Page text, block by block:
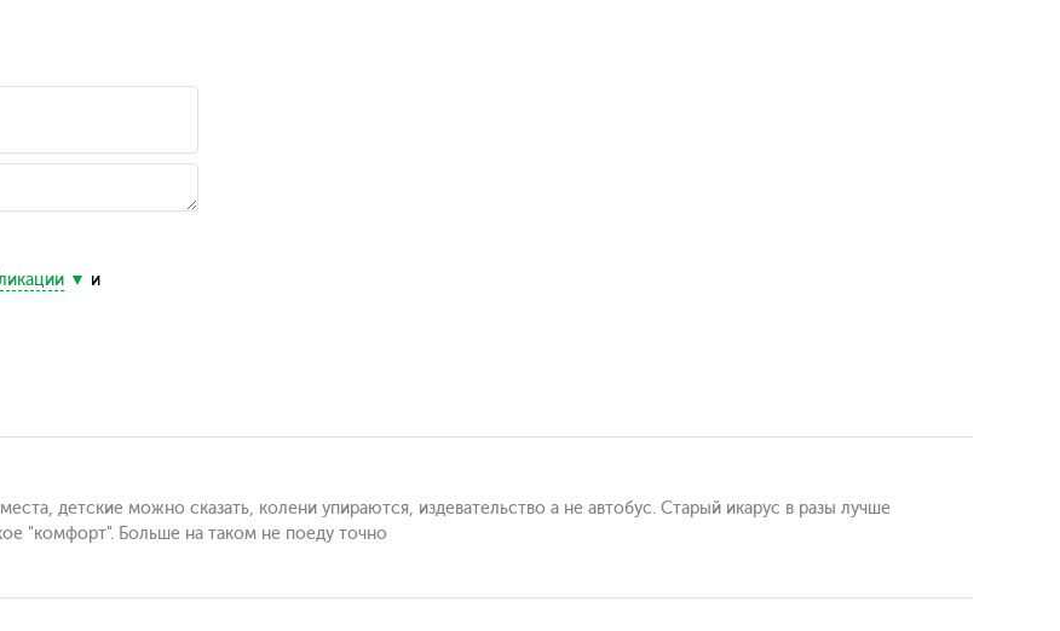
и
детские можно сказать, колени упираются, издевательство а не автобус. Старый икарус в разы лучше
"комфорт". Больше на таком не поеду точно